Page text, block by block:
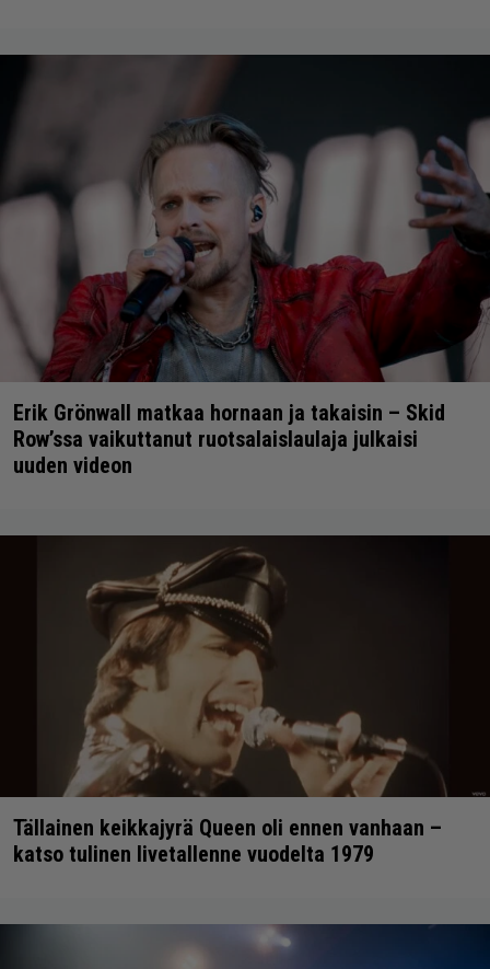
Erik Grönwall matkaa hornaan ja takaisin – Skid
Row’ssa vaikuttanut ruotsalaislaulaja julkaisi
uuden videon
Tällainen keikkajyrä Queen oli ennen vanhaan –
katso tulinen livetallenne vuodelta 1979